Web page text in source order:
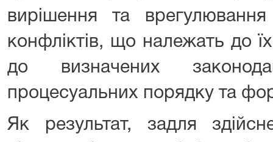
вирішення та
конфліктів, що належать до їх
до визначених
процесуальних порядку та
Як результат, задля